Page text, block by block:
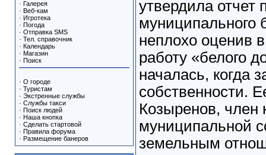
· Галерея
· Веб-кам
· Игротека
· Погода
· Отправка SMS
· Тел. справочник
· Календарь
· Магазин
· Поиск
· О городе
· Туристам
· Экстренные службы
· Службы такси
· Поиск людей
· Наша кнопка
· Сделать стартовой
· Правила форума
· Размещение банеров
утвердила отчет
муниципального
неплохо оценив
работу «белого
началась, когда
собственности.
Козыренов, член
муниципальной
земельным